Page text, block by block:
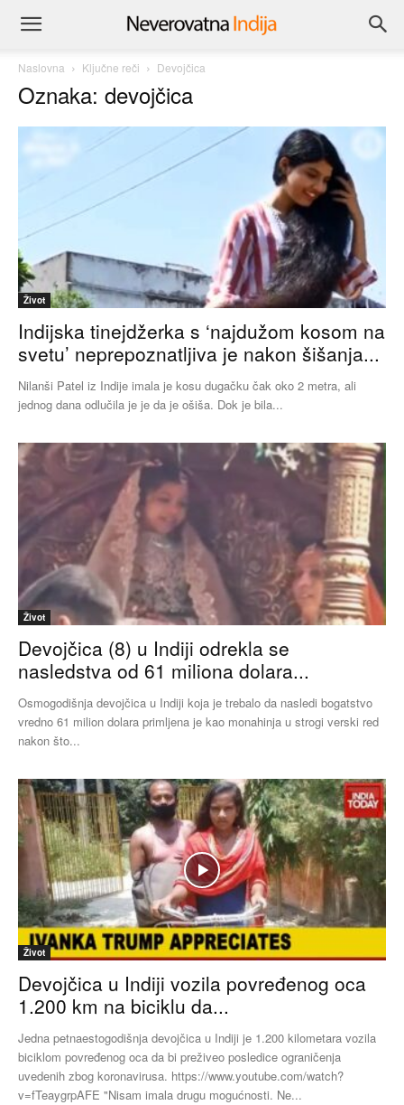
Naslovna Ključne reči Devojčica
Oznaka: devojčica
Život
Indijska tinejdžerka s ‘najdužom kosom na
svetu’ neprepoznatljiva je nakon šišanja...
Nilanši Patel iz Indije imala je kosu dugačku čak oko 2 metra, ali
jednog dana odlučila je je da je ošiša. Dok je bila...
Život
Devojčica (8) u Indiji odrekla se
nasledstva od 61 miliona dolara...
Osmogodišnja devojčica u Indiji koja je trebalo da nasledi bogatstvo
vredno 61 milion dolara primljena je kao monahinja u strogi verski red
nakon što...
Život
Devojčica u Indiji vozila povređenog oca
1.200 km na biciklu da...
Jedna petnaestogodišnja devojčica u Indiji je 1.200 kilometara vozila
biciklom povređenog oca da bi preživeo posledice ograničenja
uvedenih zbog koronavirusa. https://www.youtube.com/watch?
v=fTeaygrpAFE "Nisam imala drugu mogućnosti. Ne...